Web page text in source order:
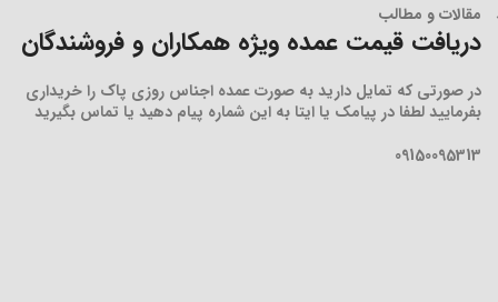
مقالات و مطالب
دریافت قیمت عمده ویژه همکاران و فروشندگان
در صورتی که تمایل دارید به صورت عمده اجناس روزی پاک را خریداری
بفرمایید لطفا در پیامک یا ایتا به این شماره پیام دهید یا تماس بگیرید
09150095313